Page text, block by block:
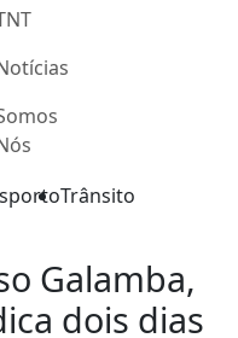
Trânsito
Galamba,
dois dias